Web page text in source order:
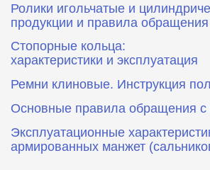
Ролики игольчатые и
продукции и правила обращения
Стопорные кольца:
характеристики и эксплуатация
Ремни клиновые. Инструкция
Основные правила обращения
Эксплуатационные
армированных манжет